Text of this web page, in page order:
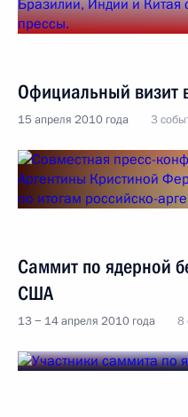
Официальный визит
15 апреля 2010 года 3
Саммит по ядерной
США
13 − 14 апреля 2010 года 8